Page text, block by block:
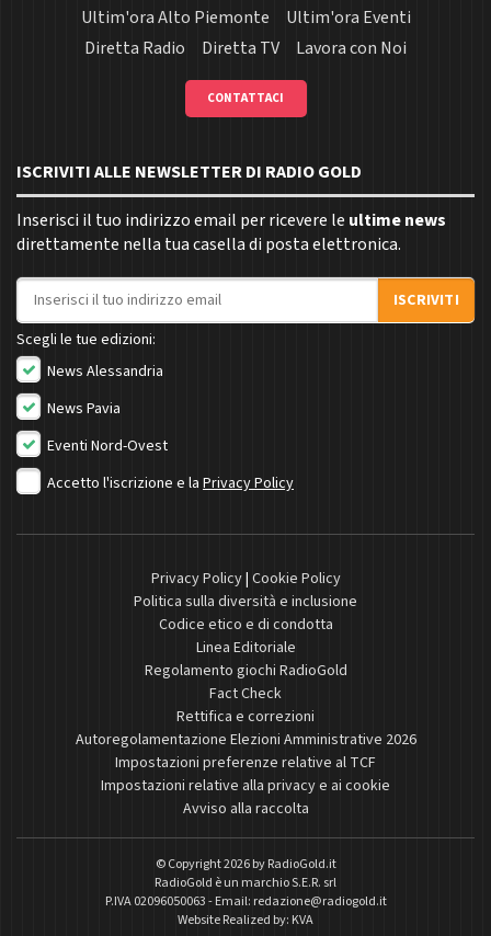
Ultim'ora Alto Piemonte
Ultim'ora Eventi
Diretta Radio
Diretta TV Lavora con Noi
CONTATTACI
ISCRIVITI ALLE NEWSLETTER DI RADIO GOLD
Inserisci il tuo indirizzo email per ricevere le ultime news
direttamente nella tua casella di posta elettronica.
Indirizzo email
ISCRIVITI
Scegli le tue edizioni:
News Alessandria
News Pavia
Eventi Nord-Ovest
Accetto l'iscrizione e la Privacy Policy
Privacy Policy| Cookie Policy
Politica sulla diversità e inclusione
Codice etico e di condotta
Linea Editoriale
Regolamento giochi RadioGold
Fact Check
Rettifica e correzioni
Autoregolamentazione Elezioni Amministrative 2026
Impostazioni preferenze relative al TCF
Impostazioni relative alla privacy e ai cookie
Avviso alla raccolta
© Copyright 2026 byRadioGold.it
RadioGold è un marchio S.E.R. srl
P.IVA 02096050063 - Email: redazione@radiogold.it
Website Realized by: KVA